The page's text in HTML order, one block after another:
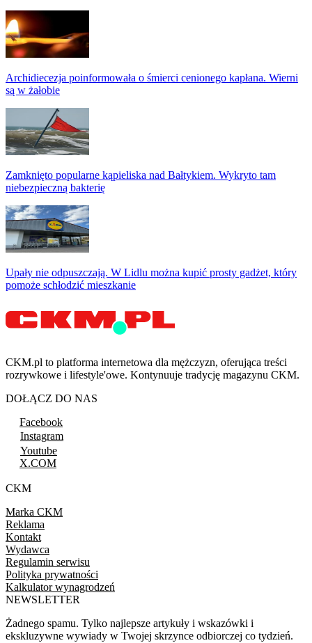
Archidiecezja poinformowała o śmierci cenionego kapłana. Wierni
są w żałobie
Zamknięto popularne kąpieliska nad Bałtykiem. Wykryto tam
niebezpieczną bakterię
Upały nie odpuszczają. W Lidlu można kupić prosty gadżet, który
pomoże schłodzić mieszkanie
CKM.pl to platforma internetowa dla mężczyzn, oferująca treści
rozrywkowe i lifestyle'owe. Kontynuuje tradycję magazynu CKM.
DOŁĄCZ DO NAS
Facebook
Instagram
Youtube
X.COM
CKM
Marka CKM
Reklama
Kontakt
Wydawca
Regulamin serwisu
Polityka prywatności
Kalkulator wynagrodzeń
NEWSLETTER
Żadnego spamu. Tylko najlepsze artykuły i wskazówki i
ekskluzywne wywiady w Twojej skrzynce odbiorczej co tydzień.